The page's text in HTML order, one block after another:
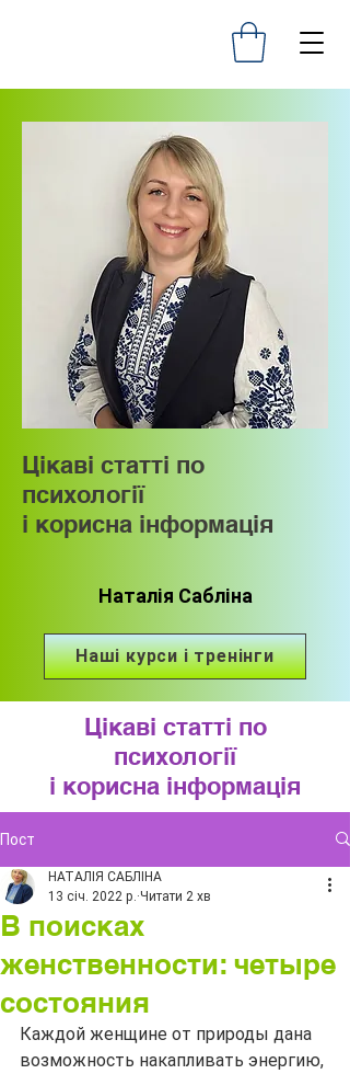
Цікаві статті по
психології
і корисна інформація
Наталія Сабліна
Наші курси і тренінги
Цікаві статті по
психології
і корисна інформація
Пост
В поисках
женственности: четыре
состояния
НАТАЛІЯ САБЛІНА
13 січ. 2022 р. Читати 2 хв
Каждой женщине от природы дана
возможность накапливать энергию,